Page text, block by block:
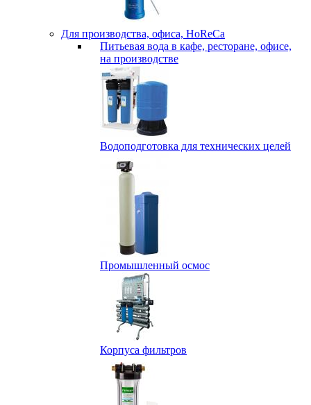
Для производства, офиса, HoReCa
Питьевая вода в кафе, ресторане, офисе,
на производстве
Водоподготовка для технических целей
Промышленный осмос
Корпуса фильтров